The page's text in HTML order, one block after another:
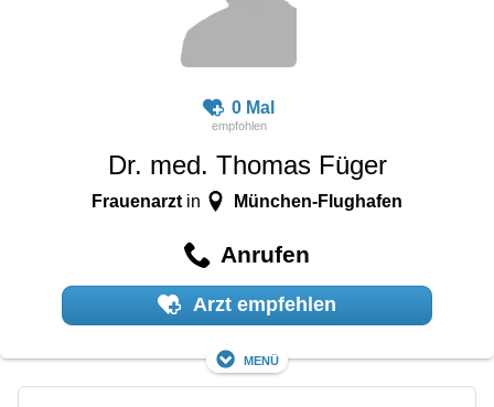
0 Mal
Dr. med. Thomas Füger
Frauenarzt in München-Flughafen
Anrufen
Arzt empfehlen
Menü